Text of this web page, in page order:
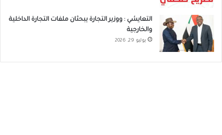
التعايشي : ووزير التجارة يبحثان ملفات التجارة الداخلية
والخارجية
يوليو 29, 2026